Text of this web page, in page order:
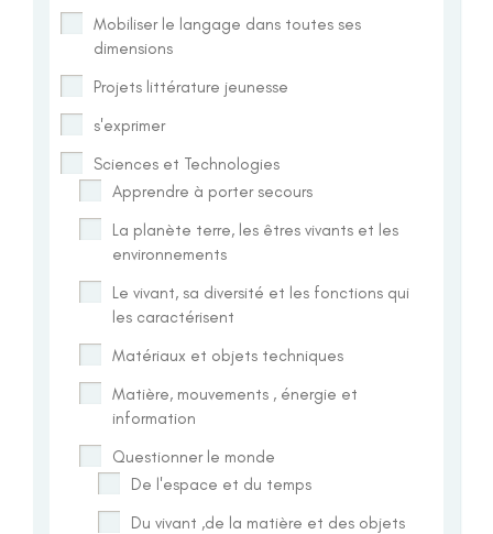
Mobiliser le langage dans toutes ses
dimensions
Projets littérature jeunesse
s'exprimer
Sciences et Technologies
Apprendre à porter secours
La planète terre, les êtres vivants et les
environnements
Le vivant, sa diversité et les fonctions qui
les caractérisent
Matériaux et objets techniques
Matière, mouvements , énergie et
information
Questionner le monde
De l'espace et du temps
Du vivant ,de la matière et des objets